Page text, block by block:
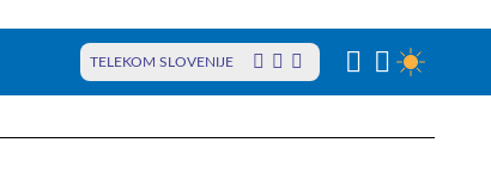
TELEKOM SLOVENIJE